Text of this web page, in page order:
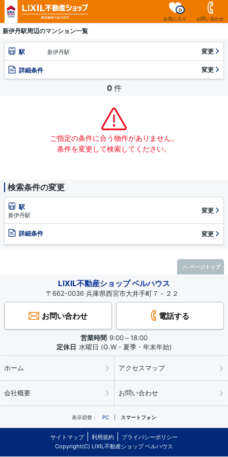
お気に入り
0
お問い合わせ
新伊丹駅周辺のマンション一覧
駅 新伊丹駅 変更
詳細条件 変更
0 件
ご指定の条件に合う物件がありません。
条件を変更して検索してください。
検索条件の変更
駅
新伊丹駅
変更
詳細条件 変更
LIXIL不動産ショップ ベルハウス
〒662-0036 兵庫県西宮市大井手町７－２２
お問い合わせ 電話する
営業時間 9:00～18:00
定休日 水曜日 (G.W・夏季・年末年始)
ホーム アクセスマップ
会社概要 お問い合わせ
表示切替： PC スマートフォン
サイトマップ 利用規約
プライバシーポリシー
Copyright(C) LIXIL不動産ショップ ベルハウス
ページトップ